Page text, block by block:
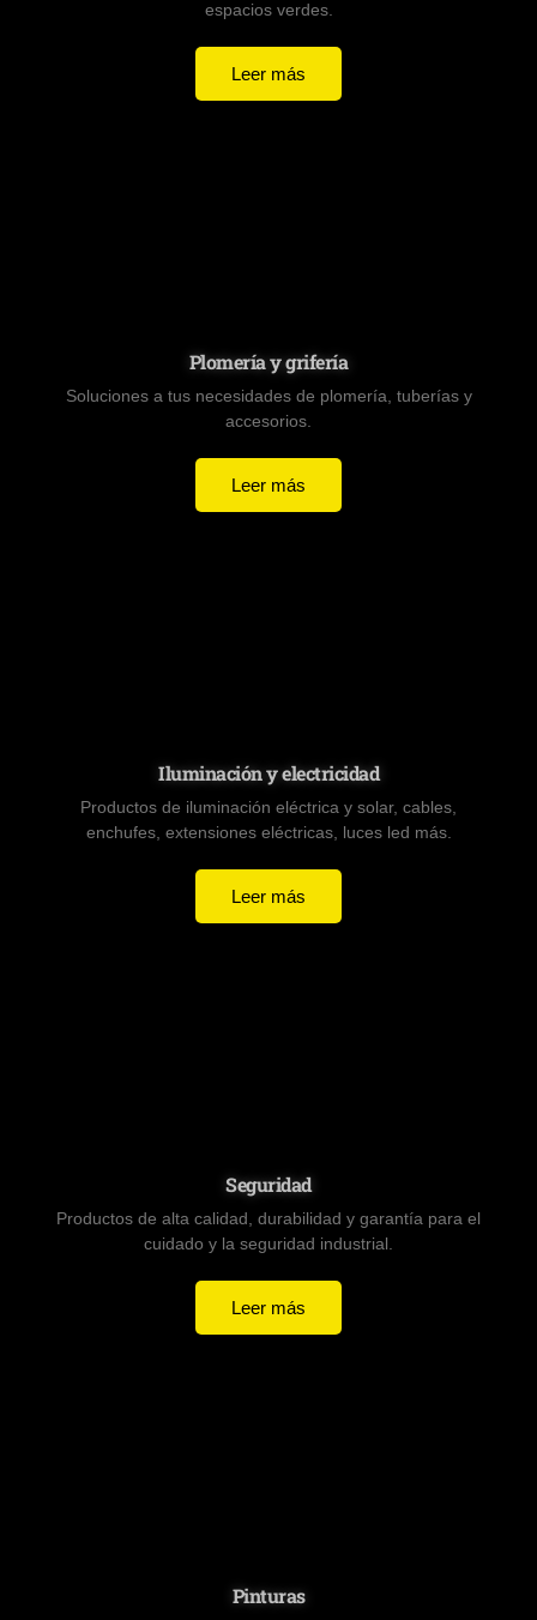
espacios verdes.
Leer más
Plomería y grifería
Soluciones a tus necesidades de plomería, tuberías y
accesorios.
Leer más
Iluminación y electricidad
Productos de iluminación eléctrica y solar, cables,
enchufes, extensiones eléctricas, luces led más.
Leer más
Seguridad
Productos de alta calidad, durabilidad y garantía para el
cuidado y la seguridad industrial.
Leer más
Pinturas